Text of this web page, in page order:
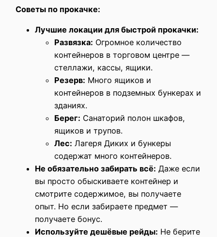
Советы по прокачке:
Лучшие локации для быстрой прокачки:
Развязка: Огромное количество
контейнеров в торговом центре —
стеллажи, кассы, ящики.
Резерв: Много ящиков и
контейнеров в подземных бункерах и
зданиях.
Берег: Санаторий полон шкафов,
ящиков и трупов.
Лес: Лагеря Диких и бункеры
содержат много контейнеров.
Не обязательно забирать всё: Даже если
вы просто обыскиваете контейнер и
смотрите содержимое, вы получаете
опыт. Но если забираете предмет —
получаете бонус.
Используйте дешёвые рейды: Не берите